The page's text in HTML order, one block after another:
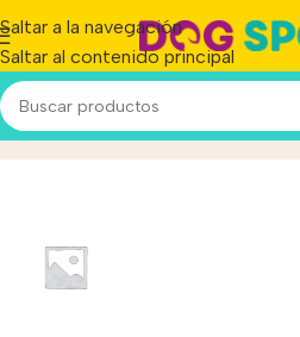
Saltar a la navegación
Saltar al contenido principal
7613038202709